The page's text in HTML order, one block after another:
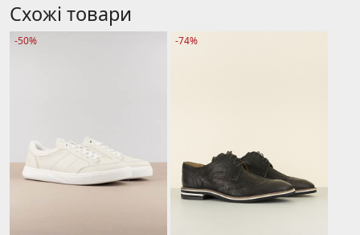
Схожі товари
-50% -74%